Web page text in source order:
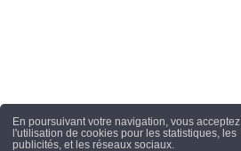
En poursuivant votre navigation, vous acceptez
l'utilisation de cookies pour les statistiques, les
publicités, et les réseaux sociaux.